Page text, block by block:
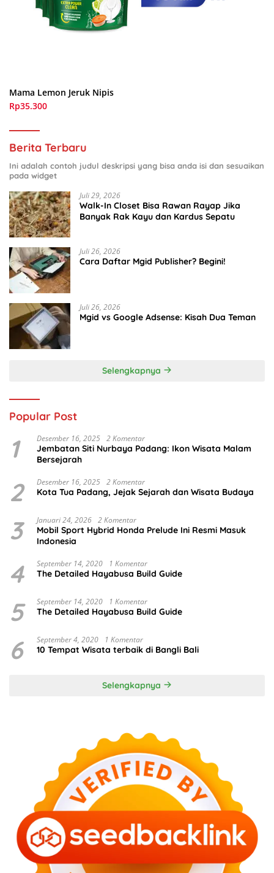
Mama Lemon Jeruk Nipis
Rp35.300
Berita Terbaru
Ini adalah contoh judul deskripsi yang bisa anda isi dan sesuaikan
pada widget
Juli 29, 2026
Walk-In Closet Bisa Rawan Rayap Jika
Banyak Rak Kayu dan Kardus Sepatu
Juli 26, 2026
Cara Daftar Mgid Publisher? Begini!
Juli 26, 2026
Mgid vs Google Adsense: Kisah Dua Teman
Selengkapnya
Popular Post
1 Desember 16, 2025 2 Komentar
Jembatan Siti Nurbaya Padang: Ikon Wisata Malam
Bersejarah
2 Desember 16, 2025 2 Komentar
Kota Tua Padang, Jejak Sejarah dan Wisata Budaya
3 Januari 24, 2026 2 Komentar
Mobil Sport Hybrid Honda Prelude Ini Resmi Masuk
Indonesia
4 September 14, 2020 1 Komentar
The Detailed Hayabusa Build Guide
5 September 14, 2020 1 Komentar
The Detailed Hayabusa Build Guide
6 September 4, 2020 1 Komentar
10 Tempat Wisata terbaik di Bangli Bali
Selengkapnya